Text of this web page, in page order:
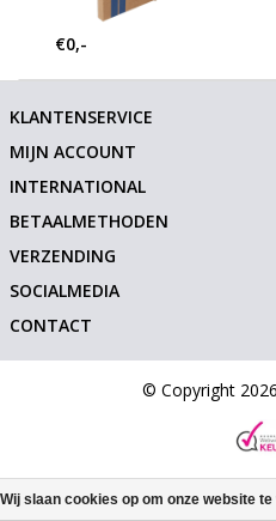
€0,-
KLANTENSERVICE
MIJN ACCOUNT
INTERNATIONAL
BETAALMETHODEN
VERZENDING
SOCIALMEDIA
CONTACT
© Copyright
Wij slaan cookies op om onze website